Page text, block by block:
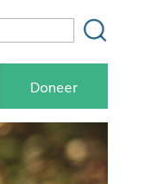
Doneer